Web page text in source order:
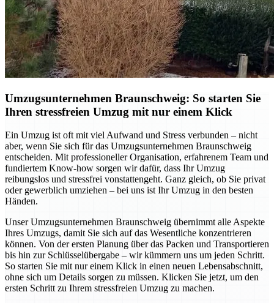
Umzugsunternehmen Braunschweig: So starten Sie
Ihren stressfreien Umzug mit nur einem Klick
Ein Umzug ist oft mit viel Aufwand und Stress verbunden – nicht
aber, wenn Sie sich für das Umzugsunternehmen Braunschweig
entscheiden. Mit professioneller Organisation, erfahrenem Team und
fundiertem Know-how sorgen wir dafür, dass Ihr Umzug
reibungslos und stressfrei vonstattengeht. Ganz gleich, ob Sie privat
oder gewerblich umziehen – bei uns ist Ihr Umzug in den besten
Händen.
Unser Umzugsunternehmen Braunschweig übernimmt alle Aspekte
Ihres Umzugs, damit Sie sich auf das Wesentliche konzentrieren
können. Von der ersten Planung über das Packen und Transportieren
bis hin zur Schlüsselübergabe – wir kümmern uns um jeden Schritt.
So starten Sie mit nur einem Klick in einen neuen Lebensabschnitt,
ohne sich um Details sorgen zu müssen. Klicken Sie jetzt, um den
ersten Schritt zu Ihrem stressfreien Umzug zu machen.